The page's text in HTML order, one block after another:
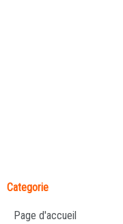
Categorie
Page d'accueil